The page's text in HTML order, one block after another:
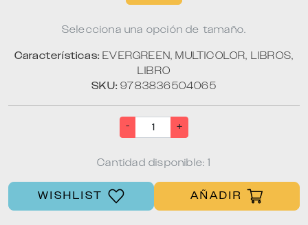
Selecciona una opción de tamaño.
Características: EVERGREEN, MULTICOLOR, LIBROS,
LIBRO
SKU: 9783836504065
- +
Cantidad disponible: 1
WISHLIST AÑADIR